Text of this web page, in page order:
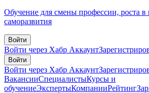
Обучение для смены профессии, роста в
саморазвития
Войти
Войти через Хабр Аккаунт
Войти
Войти через Хабр Аккаунт
ВакансииСпециалистыКурсы и
обучениеЭкспертыКомпанииРейтинг